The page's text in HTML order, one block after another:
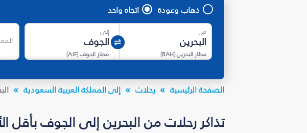
ذهاب وعودة اتجاه واحد
من
مطار البحرين(
BAH
)
إلى
مطار الجوف(
AJF
)
الصفحة الرئيسية رحلات إلى المملكة العربية السعودية
تذاكر رحلات من البحرين إلى الجوف بأقل